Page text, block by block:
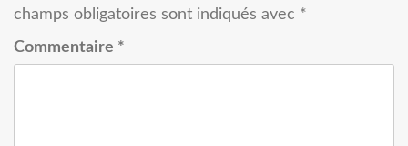
champs obligatoires sont indiqués avec *
Commentaire *